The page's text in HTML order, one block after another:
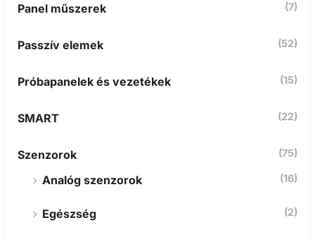
Panel műszerek (7)
Passzív elemek (52)
Próbapanelek és vezetékek (15)
SMART (22)
Szenzorok (75)
Analóg szenzorok (16)
Egészség (2)